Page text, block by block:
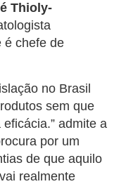
Thioly-
é chefe de
no Brasil
sem que
admite a
por um
de que aquilo
realmente